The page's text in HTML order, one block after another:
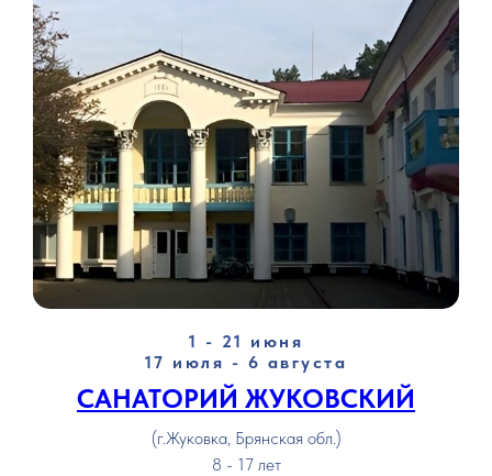
1 - 21 июня
17 июля - 6 августа
САНАТОРИЙ ЖУКОВСКИЙ
(г.Жуковка, Брянская обл.)
8 - 17 лет